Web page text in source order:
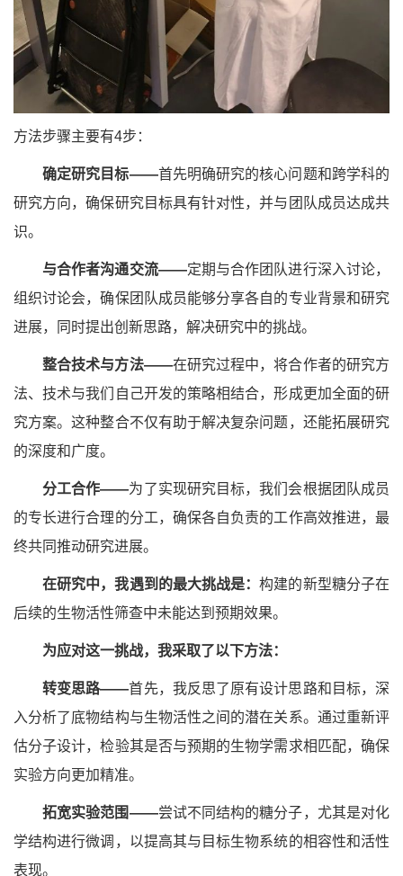
方法步骤主要有4步：
确定研究目标——首先明确研究的核心问题和跨学科的
研究方向，确保研究目标具有针对性，并与团队成员达成共
识。
与合作者沟通交流——定期与合作团队进行深入讨论，
组织讨论会，确保团队成员能够分享各自的专业背景和研究
进展，同时提出创新思路，解决研究中的挑战。
整合技术与方法——在研究过程中，将合作者的研究方
法、技术与我们自己开发的策略相结合，形成更加全面的研
究方案。这种整合不仅有助于解决复杂问题，还能拓展研究
的深度和广度。
分工合作——为了实现研究目标，我们会根据团队成员
的专长进行合理的分工，确保各自负责的工作高效推进，最
终共同推动研究进展。
在研究中，我遇到的最大挑战是：构建的新型糖分子在
后续的生物活性筛查中未能达到预期效果。
为应对这一挑战，我采取了以下方法：
转变思路——首先，我反思了原有设计思路和目标，深
入分析了底物结构与生物活性之间的潜在关系。通过重新评
估分子设计，检验其是否与预期的生物学需求相匹配，确保
实验方向更加精准。
拓宽实验范围——尝试不同结构的糖分子，尤其是对化
学结构进行微调，以提高其与目标生物系统的相容性和活性
表现。